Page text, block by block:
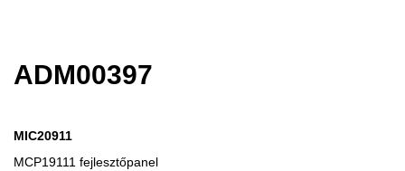
ADM00397
MIC20911
MCP19111 fejlesztőpanel